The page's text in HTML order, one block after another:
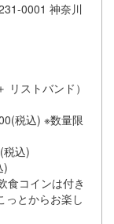
0001 神奈川
リストバンド）
税込) ※数量限
税込)
)
食コインは付き
っとからお楽し